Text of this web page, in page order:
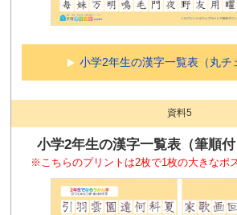
小学2年生の漢字一覧表（丸チ
資料5
小学2年生の漢字一覧表（筆順
※こちらのプリントは2枚で1枚の大きなポ